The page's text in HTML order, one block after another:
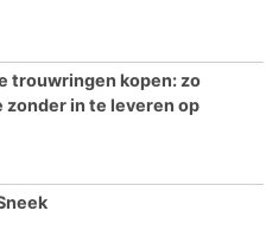
trouwringen kopen: zo
zonder in te leveren op